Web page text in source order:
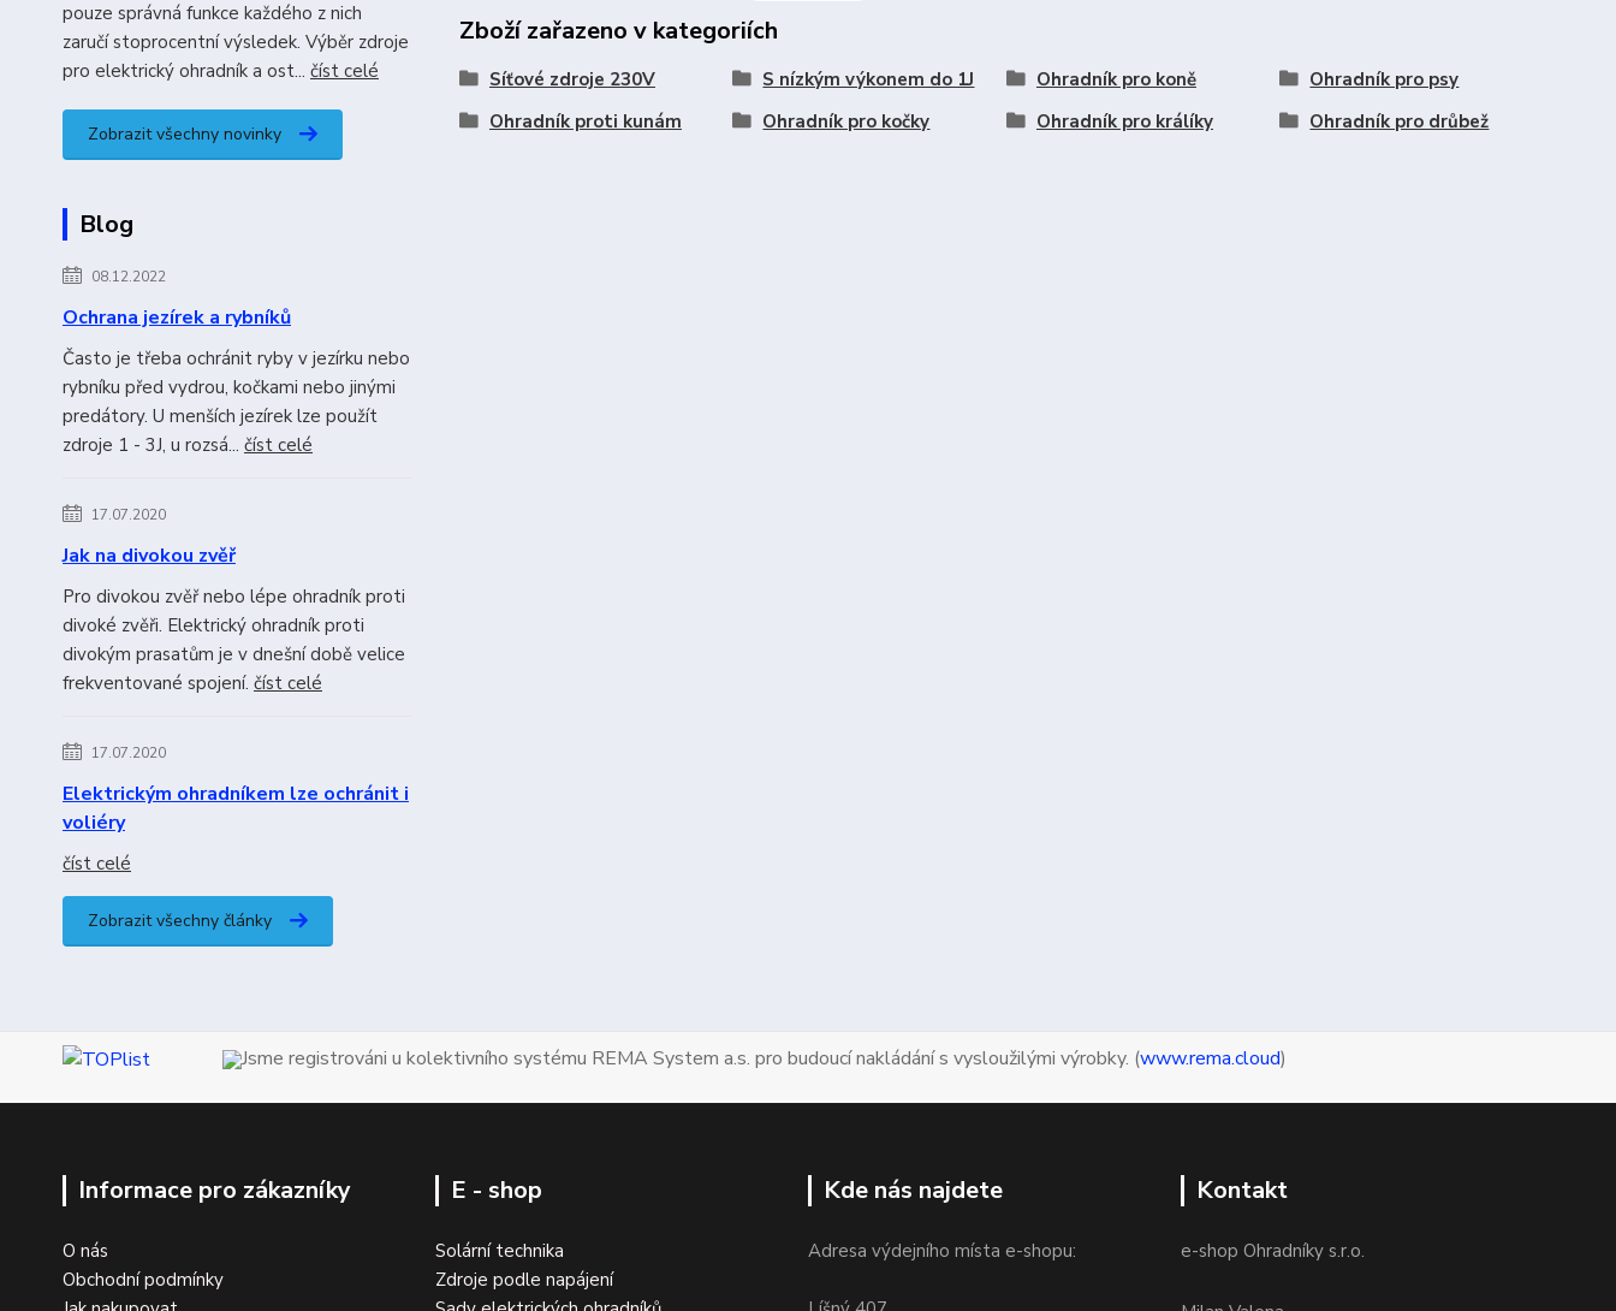
pouze správná funkce každého z nich
zaručí stoprocentní výsledek. Výběr zdroje
pro elektrický ohradník a ost... číst celé
Zobrazit všechny novinky
Blog
08.12.2022
Ochrana jezírek a rybníků
Často je třeba ochránit ryby v jezírku nebo
rybníku před vydrou, kočkami nebo jinými
predátory. U menších jezírek lze použít
zdroje 1 - 3J, u rozsá... číst celé
17.07.2020
Jak na divokou zvěř
Pro divokou zvěř nebo lépe ohradník proti
divoké zvěři. Elektrický ohradník proti
divokým prasatům je v dnešní době velice
frekventované spojení. číst celé
17.07.2020
Elektrickým ohradníkem lze ochránit i
voliéry
číst celé
Zobrazit všechny články
Zboží zařazeno v kategoriích
Síťové zdroje 230V S nízkým výkonem do 1J Ohradník pro koně
Ohradník pro psy
Ohradník proti kunám
Ohradník pro kočky Ohradník pro králíky Ohradník pro drůbež
Jsme registrováni u kolektivního systému REMA System a.s. pro budoucí nakládání s vysloužilými výrobky. (www.rema.cloud)
Informace pro zákazníky
O nás
Obchodní podmínky
E - shop
Solární technika
Zdroje podle napájení
Kde nás najdete
Adresa výdejního místa e-shopu:
Kontakt
e-shop Ohradníky s.r.o.